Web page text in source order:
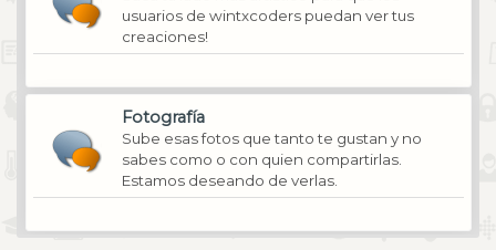
usuarios de wintxcoders puedan ver tus
creaciones!
Fotografía
Sube esas fotos que tanto te gustan y no
sabes como o con quien compartirlas.
Estamos deseando de verlas.